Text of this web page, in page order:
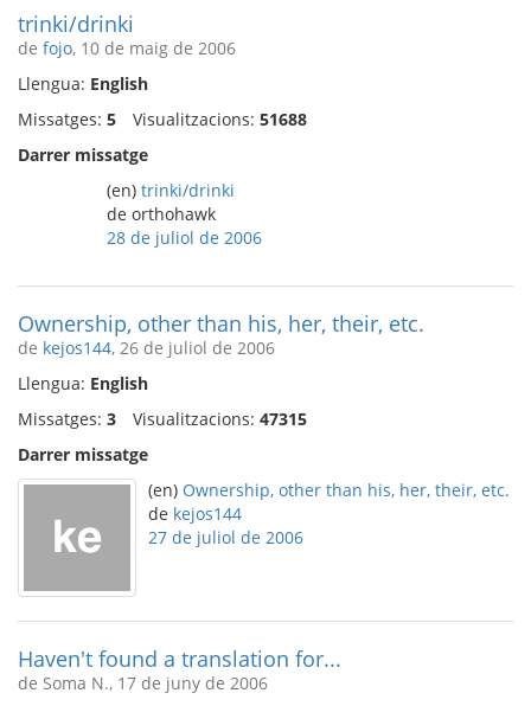
trinki/drinki
de fojo, 10 de maig de 2006
Llengua: English
Missatges: 5 Visualitzacions: 51688
Darrer missatge
(en) trinki/drinki
de orthohawk
28 de juliol de 2006
Ownership, other than his, her, their, etc.
de kejos144, 26 de juliol de 2006
Llengua: English
Missatges: 3 Visualitzacions: 47315
Darrer missatge
(en) Ownership, other than his, her, their, etc.
de kejos144
27 de juliol de 2006
Haven't found a translation for...
de Soma N., 17 de juny de 2006